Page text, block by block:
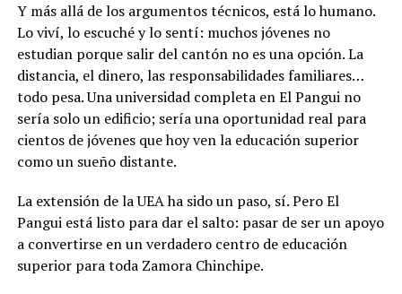
Y más allá de los argumentos técnicos, está lo humano.
Lo viví, lo escuché y lo sentí: muchos jóvenes no
estudian porque salir del cantón no es una opción. La
distancia, el dinero, las responsabilidades familiares…
todo pesa. Una universidad completa en El Pangui no
sería solo un edificio; sería una oportunidad real para
cientos de jóvenes que hoy ven la educación superior
como un sueño distante.
La extensión de la UEA ha sido un paso, sí. Pero El
Pangui está listo para dar el salto: pasar de ser un apoyo
a convertirse en un verdadero centro de educación
superior para toda Zamora Chinchipe.